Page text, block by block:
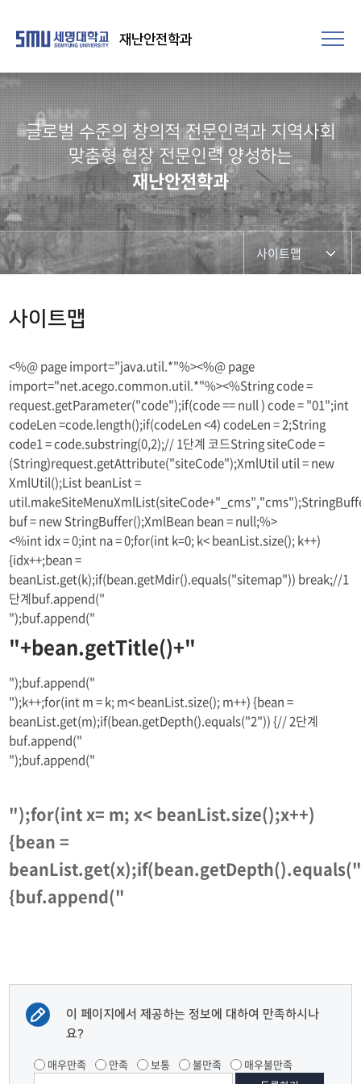
재난안전학과
글로벌 수준의 창의적 전문인력과 지역사회
맞춤형 현장 전문인력 양성하는
재난안전학과
사이트맵
사이트맵
<%@ page import="java.util.*"%><%@ page
import="net.acego.common.util.*"%><%String code =
request.getParameter("code");if(code == null ) code = "01";int
codeLen =code.length();if(codeLen <4) codeLen = 2;String
code1 = code.substring(0,2);// 1단계 코드String siteCode =
(String)request.getAttribute("siteCode");XmlUtil util = new
XmlUtil();ListbeanList =
buf = new StringBuffer();XmlBean bean = null;%>
<%int idx = 0;int na = 0;for(int k=0; k< beanList.size(); k++)
{idx++;bean =
beanList.get(k);if(bean.getMdir().equals("sitemap")) break;//1
단계buf.append("
");buf.append("
"+bean.getTitle()+"
");buf.append("
");k++;for(int m = k; m< beanList.size(); m++) {bean =
beanList.get(m);if(bean.getDepth().equals("2")) {// 2단계
buf.append("
");buf.append("
");for(int x= m; x< beanList.size();x++)
{bean =
{buf.append("
이 페이지에서 제공하는 정보에 대하여 만족하시나
요?
매우만족 만족 보통 불만족 매우불만족